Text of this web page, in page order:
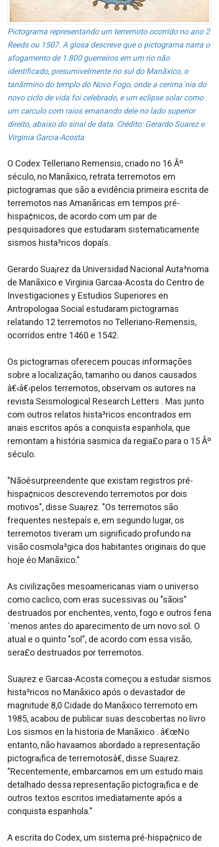
Pictograma representando um terremoto ocorrido no ano 2
Reeds ou 1507. A glosa descreve que o pictograma narra o
afogamento de 1.800 guerreiros em um rio não
identificado, presumivelmente no sul do Manãxico, o
tanãrmino do templo do Novo Fogo, onde a cerima´nia do
novo ciclo de vida foi celebrado, e um eclipse solar como
um ca­rculo com raios emanando dele no lado superior
direito, abaixo do sinal de data. Crédito: Gerardo Suarez e
Virginia Garcia-Acosta
O Codex Telleriano Remensis, criado no 16 Âº
século, no Manãxico, retrata terremotos em
pictogramas que são a evidência primeira escrita de
terremotos nas Amanãricas em tempos pré-
hispa¢nicos, de acordo com um par de
pesquisadores que estudaram sistematicamente
sismos hista³ricos dopaís.
Gerardo Sua¡rez da Universidad Nacional Auta³noma
de Manãxico e Virginia Garca­a-Acosta do Centro de
Investigaciones y Estudios Superiores en
Antropologa­a Social estudaram pictogramas
relatando 12 terremotos no Telleriano-Remensis,
ocorridos entre 1460 e 1542.
Os pictogramas oferecem poucas informações
sobre a localização, tamanho ou danos causados
â€‹â€‹pelos terremotos, observam os autores na
revista Seismological Research Letters . Mas junto
com outros relatos hista³ricos encontrados em
anais escritos após a conquista espanhola, que
remontam a história sa­smica da regia£o para o 15 Âº
século.
"Nãoésurpreendente que existam registros pré-
hispa¢nicos descrevendo terremotos por dois
motivos", disse Sua¡rez. "Os terremotos são
frequentes nestepaís e, em segundo lugar, os
terremotos tiveram um significado profundo na
visão cosmola³gica dos habitantes originais do que
hoje éo Manãxico."
As civilizações mesoamericanas viam o universo
como ca­clico, com eras sucessivas ou "sãois"
destrua­dos por enchentes, vento, fogo e outros fena
´menos antes do aparecimento de um novo sol. O
atual e o quinto "sol", de acordo com essa visão,
sera£o destrua­dos por terremotos.
Sua¡rez e Garca­a-Acosta começou a estudar sismos
hista³ricos no Manãxico após o devastador de
magnitude 8,0 Cidade do Manãxico terremoto em
1985, acabou de publicar suas descobertas no livro
Los sismos en la historia de Manãxico . â€œNo
entanto, não hava­amos abordado a representação
pictogra¡fica de terremotosâ€, disse Sua¡rez.
"Recentemente, embarcamos em um estudo mais
detalhado dessa representação pictogra¡fica e de
outros textos escritos imediatamente após a
conquista espanhola."
A escrita do Codex, um sistema pré-hispa¢nico de